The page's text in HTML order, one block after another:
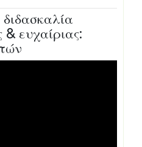
& ευχαίριας: